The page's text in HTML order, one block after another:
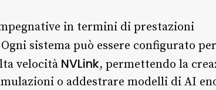
in termini di prestazioni
Ogni sistema può essere configurato
velocità NVLink, permettendo la
o addestrare modelli di AI